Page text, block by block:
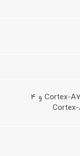
4 هسته 2.4 گیگاهرتز Cortex-A78 و 4